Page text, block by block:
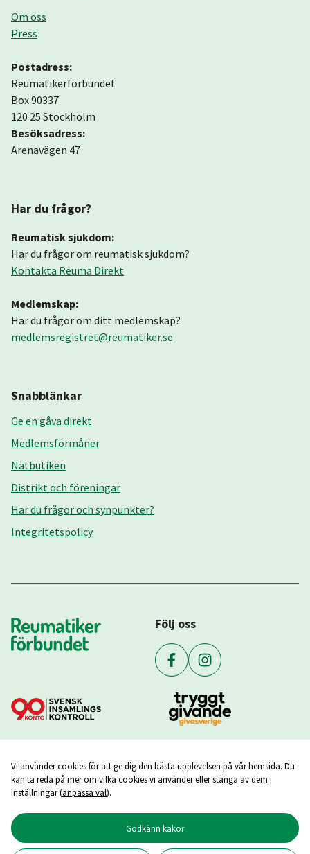
Om oss
Press
Postadress:
Reumatikerförbundet
Box 90337
120 25 Stockholm
Besöksadress:
Arenavägen 47
Har du frågor?
Reumatisk sjukdom:
Har du frågor om reumatisk sjukdom?
Kontakta Reuma Direkt
Medlemskap:
Har du frågor om ditt medlemskap?
medlemsregistret@reumatiker.se
Snabblänkar
Ge en gåva direkt
Medlemsförmåner
Nätbutiken
Distrikt och föreningar
Har du frågor och synpunkter?
Integritetspolicy
Följ oss
Copyright ©2026Reumatikerförbundet
Vi använder cookies för att ge dig den bästa upplevelsen på vår hemsida. Du
kan ta reda på mer om vilka cookies vi använder eller stänga av dem i
inställningar (anpassa val).
Godkänn kakor